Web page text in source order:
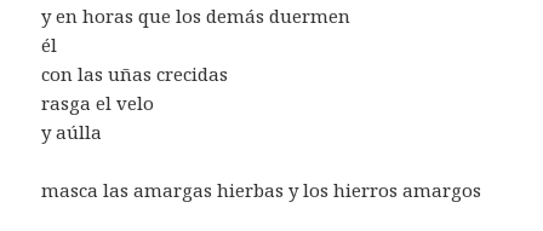
y en horas que los demás duermen
él
con las uñas crecidas
rasga el velo
y aúlla
masca las amargas hierbas y los hierros amargos